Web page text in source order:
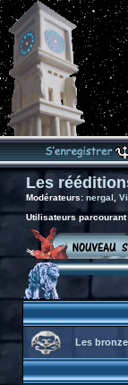
Les
Modérateurs: nergal
Utilisateurs
Les